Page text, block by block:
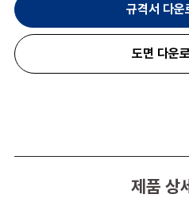
규격서 다운
도면 다운
제품 상